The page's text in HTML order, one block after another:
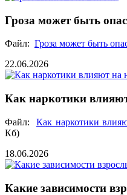
Гроза может быть
Файл: Гроза может быть
22.06.2026
Как наркотики
Файл: Как наркотики
Кб)
18.06.2026
Какие зависимости